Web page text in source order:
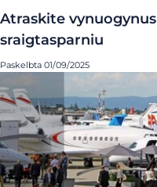
Atraskite
sraigtasparniu
Paskelbta 01/09/2025